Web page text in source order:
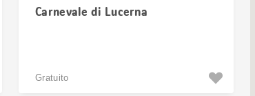
Carnevale di Lucerna
Gratuito